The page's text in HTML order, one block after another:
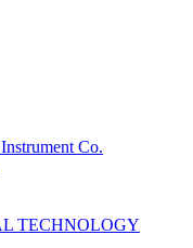
Co.
TECHNOLOGY